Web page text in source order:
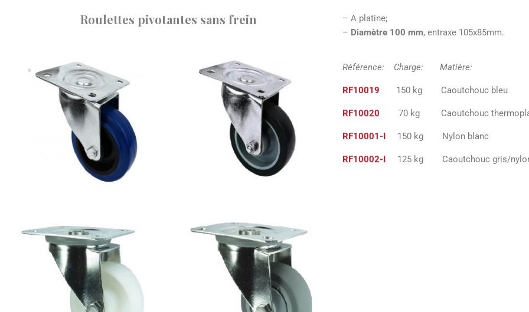
Roulettes pivotantes sans frein
– A platine;
– Diamètre 100 mm, entraxe 105x85mm.
Référence: Charge:
RF10019 150 kg Caoutchouc bleu
RF10020 70 kg Caoutchouc
RF10001-I 150 kg Nylon blanc
RF10002-I 125 kg